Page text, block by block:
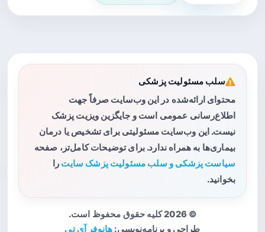
سلب مسئولیت پزشکی
محتوای ارائه‌شده در این وب‌سایت صرفاً جهت
اطلاع‌رسانی عمومی است و جایگزین ویزیت پزشک
نیست. این وب‌سایت مسئولیتی برای تشخیص یا درمان
بیماری‌ها به همراه ندارد. برای توضیحات کامل‌تر، صفحه
سیاست پزشکی و سلب مسئولیت پزشک سایت را
بخوانید.
© 2026 کلیه حقوق محفوظ است.
طراحی و برنامه‌نویسی: هانوفر آی تی